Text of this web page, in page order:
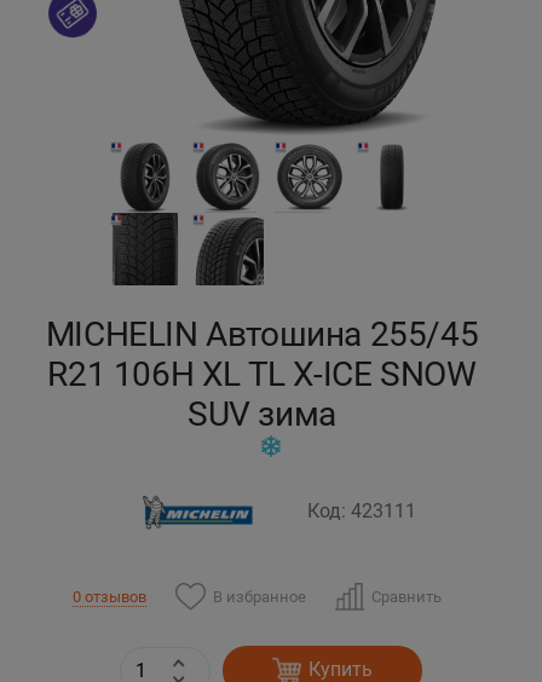
MICHELIN Автошина 255/45
R21 106H XL TL X-ICE SNOW
SUV зима
Код: 423111
0 отзывов В избранное Сравнить
Купить
Кокшетау
Кызылорда
Павлодар
Петропавловск
Семей
Уральск
Усть-Каменогорск